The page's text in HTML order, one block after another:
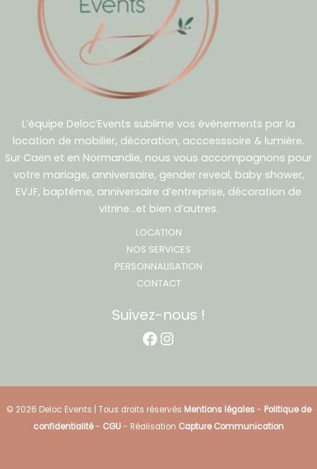
L’équipe Deloc’Events sublime vos évènements par la
location de mobilier, décoration, acccesssoire & lumière.
Sur Caen et en Normandie, nous vous accompagnons pour
votre mariage, anniversaire, gender reveal, baby shower,
EVJF, baptême, anniversaire d’entreprise, décoration de
vitrine…et bien d’autres.
LOCATION
NOS SERVICES
PERSONNALISATION
CONTACT
Suivez-nous !
Facebook
Instagram
© 2026 Deloc Events | Tous droits réservés Mentions légales- Politique de
confidentialité- CGU- Réalisation Capture Communication